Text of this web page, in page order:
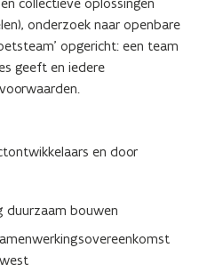
onderzoek naar openbare
opgericht: een team
geeft en iedere
en door
duurzaam bouwen